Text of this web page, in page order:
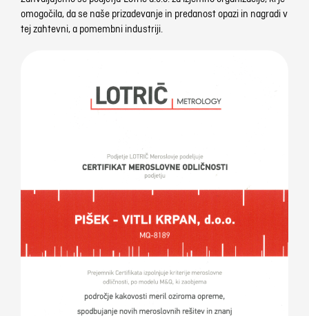
omogočila, da se naše prizadevanje in predanost opazi in nagradi v
tej zahtevni, a pomembni industriji.